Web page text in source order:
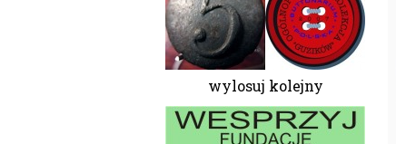
wylosuj kolejny